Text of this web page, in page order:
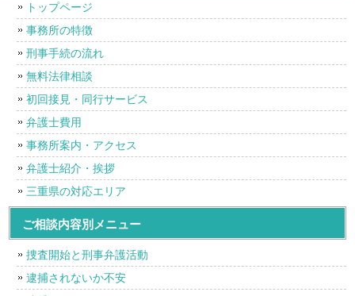
トップページ
事務所の特徴
刑事手続の流れ
無料法律相談
初回接見・同行サービス
弁護士費用
事務所案内・アクセス
弁護士紹介・挨拶
三重県の対応エリア
ご相談内容別メニュー
捜査開始と刑事弁護活動
逮捕されないか不安